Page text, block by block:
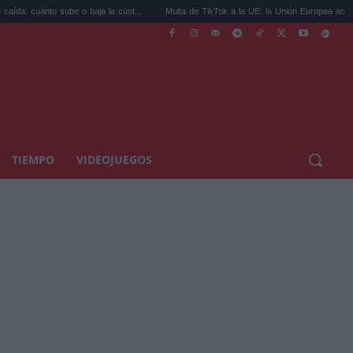
sube o baja la cuot... Multa de TikTok a la UE: la Unión Europea acorrala...
TIEMPO VIDEOJUEGOS